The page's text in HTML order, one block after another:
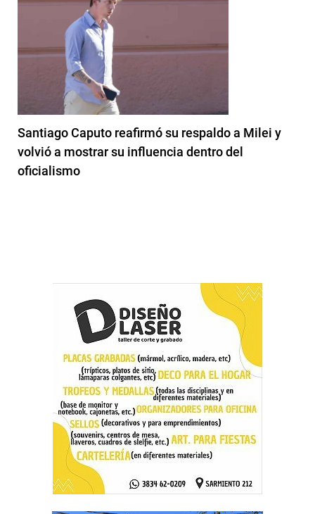
Santiago Caputo reafirmó su respaldo a Milei y
volvió a mostrar su influencia dentro del
oficialismo